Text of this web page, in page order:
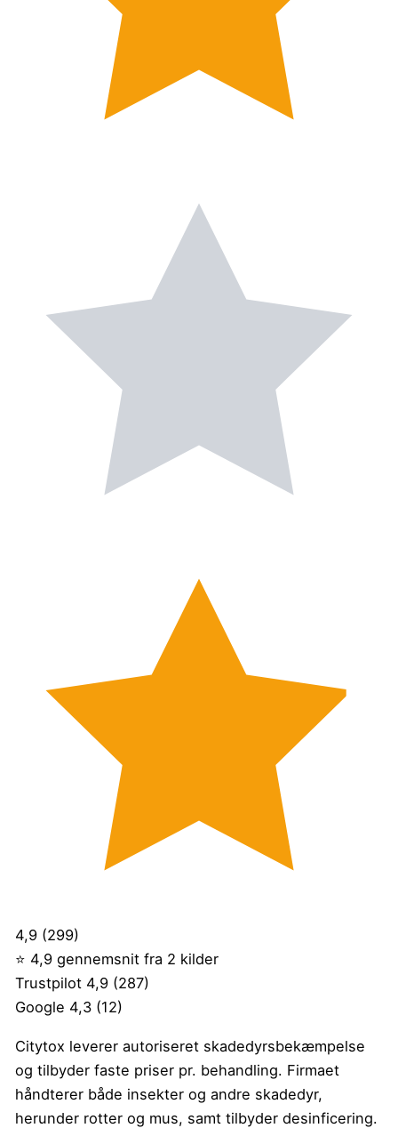
4,9 (299)
⭐ 4,9 gennemsnit fra 2 kilder
Trustpilot 4,9 (287)
Google 4,3 (12)
Citytox leverer autoriseret skadedyrsbekæmpelse
og tilbyder faste priser pr. behandling. Firmaet
håndterer både insekter og andre skadedyr,
herunder rotter og mus, samt tilbyder desinficering.